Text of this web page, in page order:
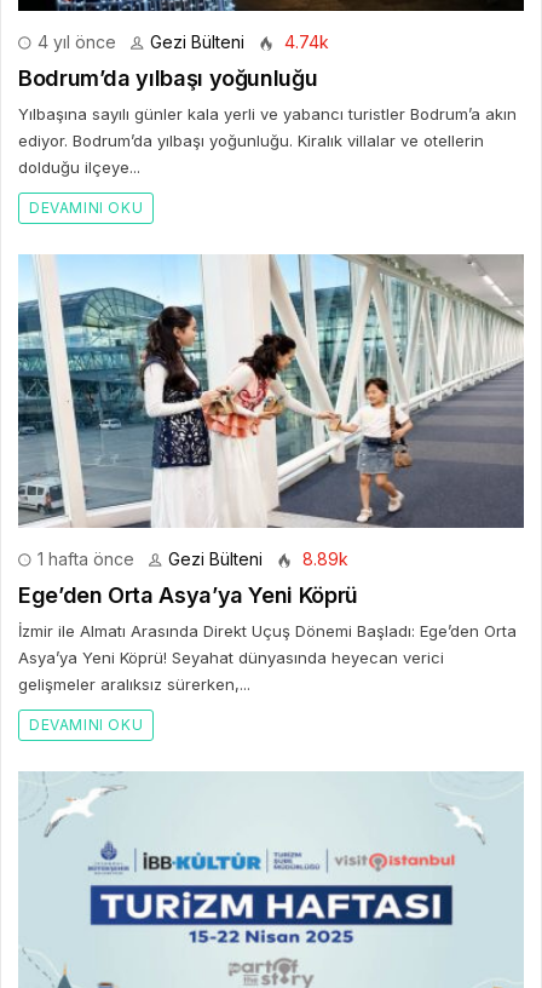
4 yıl önce Gezi Bülteni 4.74k
Bodrum’da yılbaşı yoğunluğu
Yılbaşına sayılı günler kala yerli ve yabancı turistler Bodrum’a akın
ediyor. Bodrum’da yılbaşı yoğunluğu. Kiralık villalar ve otellerin
dolduğu ilçeye...
DEVAMINI OKU
1 hafta önce Gezi Bülteni 8.89k
Ege’den Orta Asya’ya Yeni Köprü
İzmir ile Almatı Arasında Direkt Uçuş Dönemi Başladı: Ege’den Orta
Asya’ya Yeni Köprü! Seyahat dünyasında heyecan verici
gelişmeler aralıksız sürerken,...
DEVAMINI OKU